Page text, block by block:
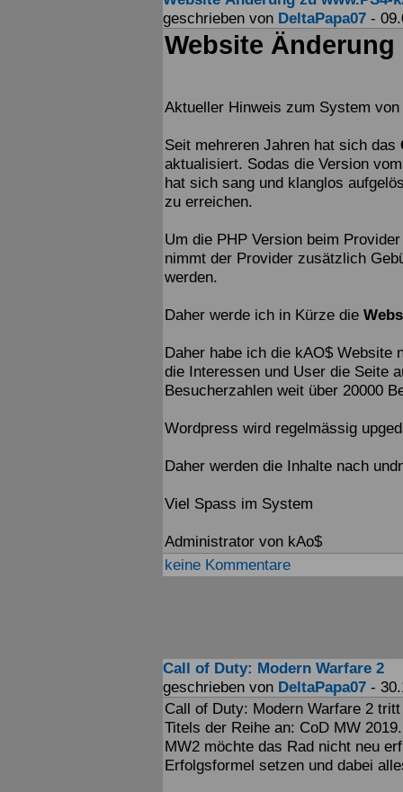
geschrieben von DeltaPapa07-
Website
Aktueller Hinweis zum System von
Seit mehreren Jahren hat sich das
aktualisiert. Sodas die Version
hat sich sang und klanglos
zu erreichen.
Um die PHP Version beim
nimmt der Provider zusätzlich
werden.
Daher werde ich in Kürze die
Daher habe ich die kAO$ Website
die Interessen und User die Seite
Besucherzahlen weit über 20000
Wordpress wird regelmässig
Daher werden die Inhalte nach
Viel Spass im System
Administrator von kAo$
keine Kommentare
Call of Duty: Modern Warfare 2
geschrieben von DeltaPapa07-
Call of Duty: Modern Warfare 2
Titels der Reihe an: CoD MW
MW2 möchte das Rad nicht neu
Erfolgsformel setzen und dabei